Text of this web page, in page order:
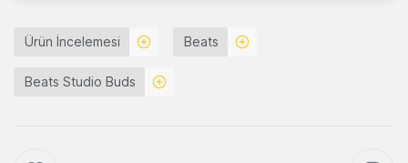
Ürün İncelemesi Beats
Beats Studio Buds